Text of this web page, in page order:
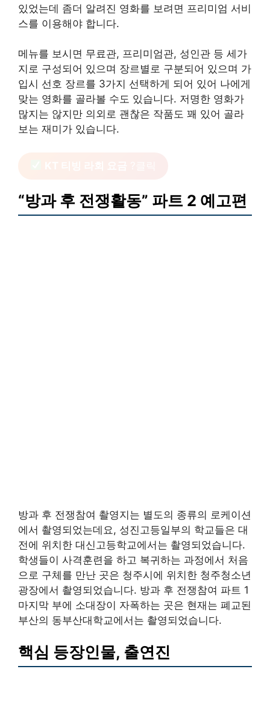
있었는데 좀더 알려진 영화를 보려면 프리미엄 서비
스를 이용해야 합니다.
메뉴를 보시면 무료관, 프리미엄관, 성인관 등 세가
지로 구성되어 있으며 장르별로 구분되어 있으며 가
입시 선호 장르를 3가지 선택하게 되어 있어 나에게
맞는 영화를 골라볼 수도 있습니다. 저명한 영화가
많지는 않지만 의외로 괜찮은 작품도 꽤 있어 골라
보는 재미가 있습니다.
“방과 후 전쟁활동” 파트 2 예고편
방과 후 전쟁참여 촬영지는 별도의 종류의 로케이션
에서 촬영되었는데요, 성진고등일부의 학교들은 대
전에 위치한 대신고등학교에서는 촬영되었습니다.
학생들이 사격훈련을 하고 복귀하는 과정에서 처음
으로 구체를 만난 곳은 청주시에 위치한 청주청소년
광장에서 촬영되었습니다. 방과 후 전쟁참여 파트 1
마지막 부에 소대장이 자폭하는 곳은 현재는 폐교된
부산의 동부산대학교에서는 촬영되었습니다.
핵심 등장인물, 출연진